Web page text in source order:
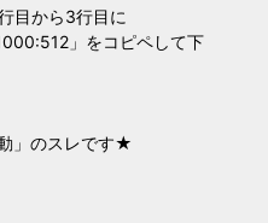
目から3行目に
」をコピペして下
」のスレです★